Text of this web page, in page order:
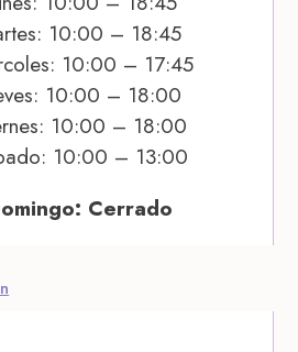
10:00 – 18:45
10:00 – 17:45
10:00 – 18:00
10:00 – 18:00
10:00 – 13:00
Cerrado